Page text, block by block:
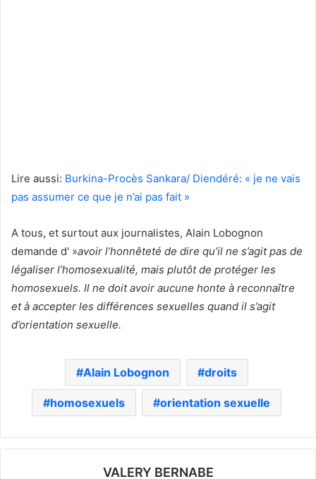
Lire aussi: Burkina-Procès Sankara/ Diendéré: « je ne vais
pas assumer ce que je n’ai pas fait »
A tous, et surtout aux journalistes, Alain Lobognon
demande d' »avoir l’honnêteté de dire qu’il ne s’agit pas de
légaliser l’homosexualité, mais plutôt de protéger les
homosexuels. Il ne doit avoir aucune honte à reconnaître
et à accepter les différences sexuelles quand il s’agit
d’orientation sexuelle.
Alain Lobognon droits
homosexuels orientation sexuelle
VALERY BERNABE